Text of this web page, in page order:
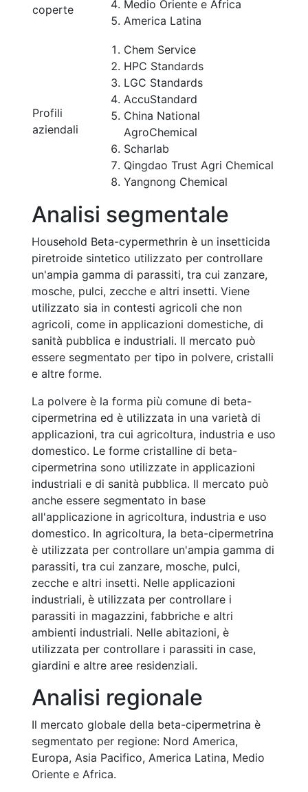
coperte
Medio Oriente e Africa
America Latina
Profili
aziendali
Chem Service
HPC Standards
LGC Standards
AccuStandard
China National
AgroChemical
Scharlab
Qingdao Trust Agri Chemical
Yangnong Chemical
Analisi segmentale
Household Beta-cypermethrin è un insetticida
piretroide sintetico utilizzato per controllare
un'ampia gamma di parassiti, tra cui zanzare,
mosche, pulci, zecche e altri insetti. Viene
utilizzato sia in contesti agricoli che non
agricoli, come in applicazioni domestiche, di
sanità pubblica e industriali. Il mercato può
essere segmentato per tipo in polvere, cristalli
e altre forme.
La polvere è la forma più comune di beta-
cipermetrina ed è utilizzata in una varietà di
applicazioni, tra cui agricoltura, industria e uso
domestico. Le forme cristalline di beta-
cipermetrina sono utilizzate in applicazioni
industriali e di sanità pubblica. Il mercato può
anche essere segmentato in base
all'applicazione in agricoltura, industria e uso
domestico. In agricoltura, la beta-cipermetrina
è utilizzata per controllare un'ampia gamma di
parassiti, tra cui zanzare, mosche, pulci,
zecche e altri insetti. Nelle applicazioni
industriali, è utilizzata per controllare i
parassiti in magazzini, fabbriche e altri
ambienti industriali. Nelle abitazioni, è
utilizzata per controllare i parassiti in case,
giardini e altre aree residenziali.
Analisi regionale
Il mercato globale della beta-cipermetrina è
segmentato per regione: Nord America,
Europa, Asia Pacifico, America Latina, Medio
Oriente e Africa.